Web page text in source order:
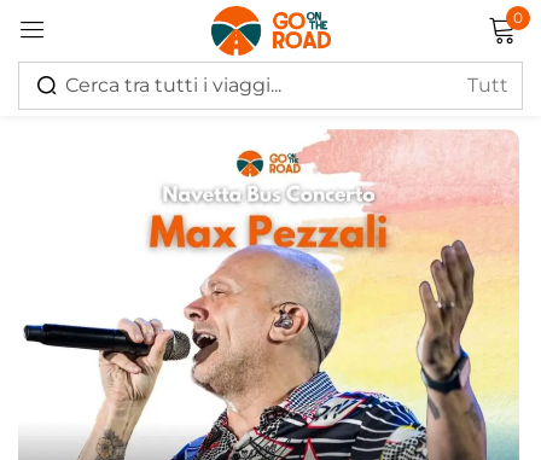
0
Accedi
Ricordati di me Hai perso la password?
Log in
Creare un account